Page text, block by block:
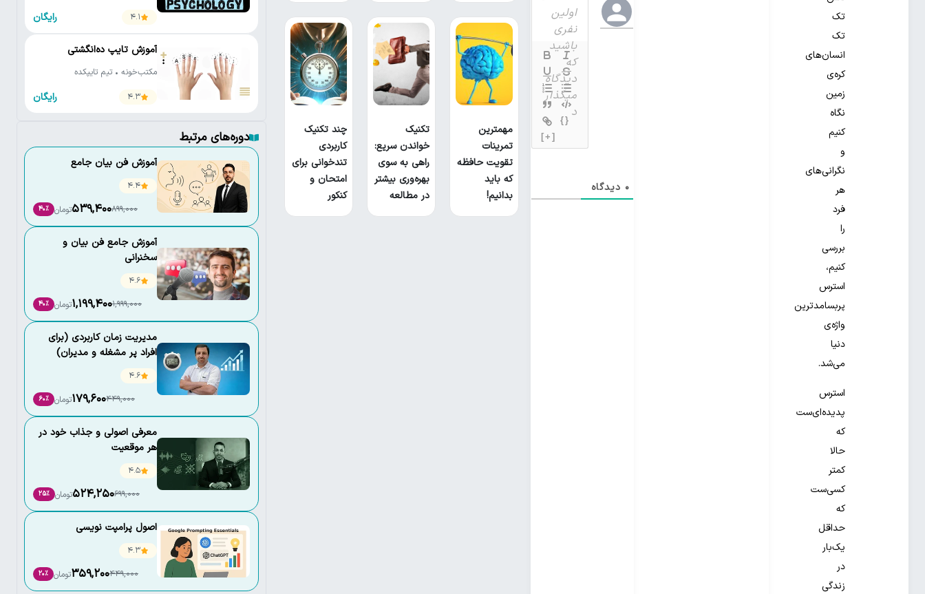
تک
تک
انسان‌های
کره‌ی
زمین
نگاه
کنیم
و
نگرانی‌های
هر
فرد
را
بررسی
کنیم،
استرس
پربسامدترین
واژه‌ی
دنیا
می‌شد.
استرس
پدیده‌ای‌ست
که
حالا
کمتر
کسی‌ست
که
حداقل
یک‌بار
در
زندگی
{}
[+]
0 دیدگاه
مهمترین
تمرینات
تقویت حافظه
که باید
بدانیم!
تکنیک
خواندن سریع:
راهی به سوی
بهره‌وری بیشتر
در مطالعه
چند تکنیک
کاربردی
تندخوانی برای
امتحان و
کنکور
4.1
رایگان
آموزش تایپ ده‌انگشتی
مکتب‌خونه • تیم تایپکده
4.3
رایگان
دوره‌های مرتبط
آموزش فن بیان جامع
4.4
899,000
539,400تومان 40٪
آموزش جامع فن بیان و
سخنرانی
4.6
1,999,000
1,199,400تومان 40٪
مدیریت زمان کاربردی (برای
افراد پر مشغله و مدیران)
4.6
449,000
179,600تومان 60٪
معرفی اصولی و جذاب خود در
هر موقعیت
4.5
699,000
524,250تومان 25٪
اصول پرامپت نویسی
4.3
449,000
359,200تومان 20٪